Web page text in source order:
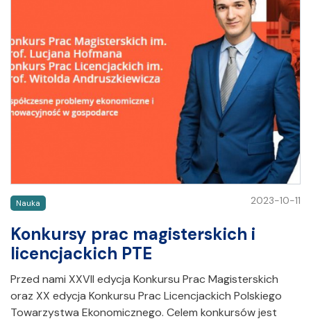
Nauka 2023-10-11
Konkursy prac magisterskich i
licencjackich PTE
Przed nami XXVII edycja Konkursu Prac Magisterskich
oraz XX edycja Konkursu Prac Licencjackich Polskiego
Towarzystwa Ekonomicznego. Celem konkursów jest